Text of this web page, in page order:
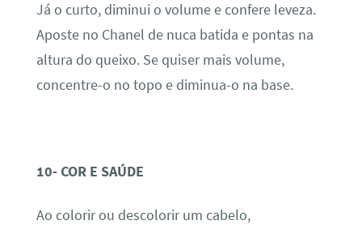
Já o curto, diminui o volume e confere leveza.
Aposte no Chanel de nuca batida e pontas na
altura do queixo. Se quiser mais volume,
concentre-o no topo e diminua-o na base.
10- COR E SAÚDE
Ao colorir ou descolorir um cabelo,